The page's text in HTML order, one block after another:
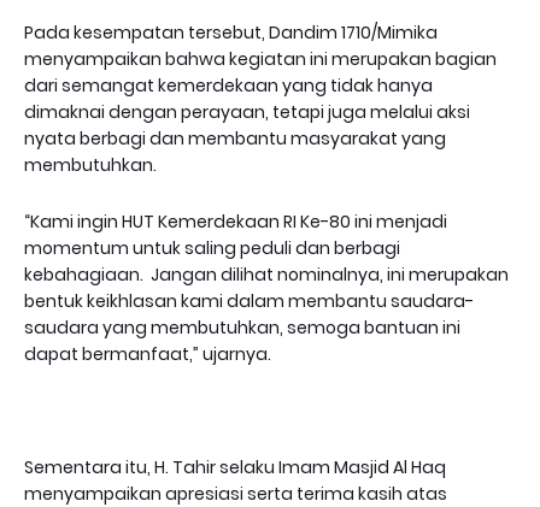
Pada kesempatan tersebut, Dandim 1710/Mimika
menyampaikan bahwa kegiatan ini merupakan bagian
dari semangat kemerdekaan yang tidak hanya
dimaknai dengan perayaan, tetapi juga melalui aksi
nyata berbagi dan membantu masyarakat yang
membutuhkan.
“Kami ingin HUT Kemerdekaan RI Ke-80 ini menjadi
momentum untuk saling peduli dan berbagi
kebahagiaan. Jangan dilihat nominalnya, ini merupakan
bentuk keikhlasan kami dalam membantu saudara-
saudara yang membutuhkan, semoga bantuan ini
dapat bermanfaat,” ujarnya.
Sementara itu, H. Tahir selaku Imam Masjid Al Haq
menyampaikan apresiasi serta terima kasih atas